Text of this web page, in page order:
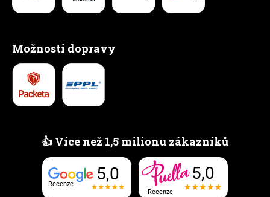
Možnosti dopravy
👍 Více než 1,5 milionu zákazníků
Recenze
5,0
Recenze
5,0